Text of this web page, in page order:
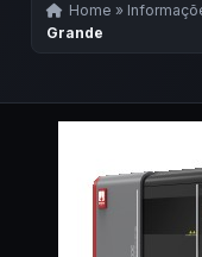
Home »
Grande